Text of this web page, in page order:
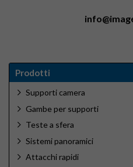
Prodotti
Supporti camera
Gambe per supporti
Teste a sfera
Sistemi panoramici
Attacchi rapidi